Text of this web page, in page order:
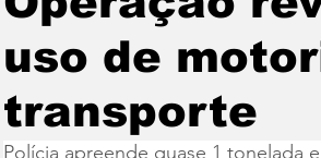
uso de
transporte
Polícia apreende quase 1 tonelada